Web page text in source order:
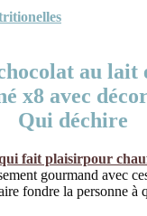
au lait
x8 avec
Qui déchire
fait plaisirpour
gourmand avec
fondre la personne à